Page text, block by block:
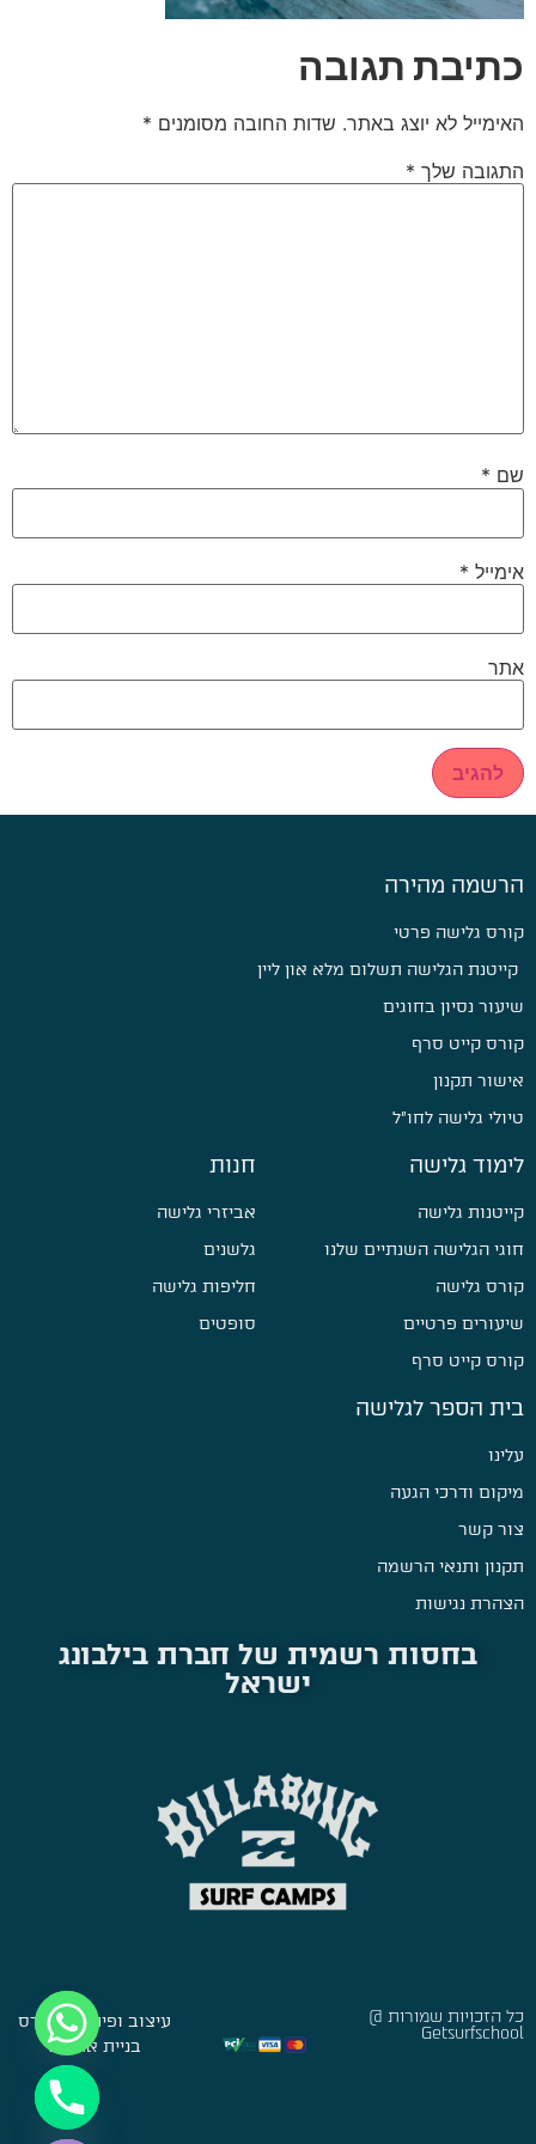
כתיבת תגובה
האימייל לא יוצג באתר. שדות החובה מסומנים *
התגובה שלך *
שם *
אימייל *
אתר
הרשמה מהירה
קורס גלישה פרטי
קייטנת הגלישה תשלום מלא און ליין
שיעור נסיון בחוגים
קורס קייט סרף
אישור תקנון
טיולי גלישה לחו״ל
לימוד גלישה
קייטנות גלישה
חוגי הגלישה השנתיים שלנו
קורס גלישה
שיעורים פרטיים
קורס קייט סרף
חנות
אביזרי גלישה
גלשנים
חליפות גלישה
סופטים
בית הספר לגלישה
עלינו
מיקום ודרכי הגעה
צור קשר
תקנון ותנאי הרשמה
הצהרת נגישות
בחסות רשמית של חברת בילבונג
ישראל
כל הזכויות שמורות @
Getsurfschool
עיצוב ופיתוח:סברס
בניית אתרים
Hide chaty